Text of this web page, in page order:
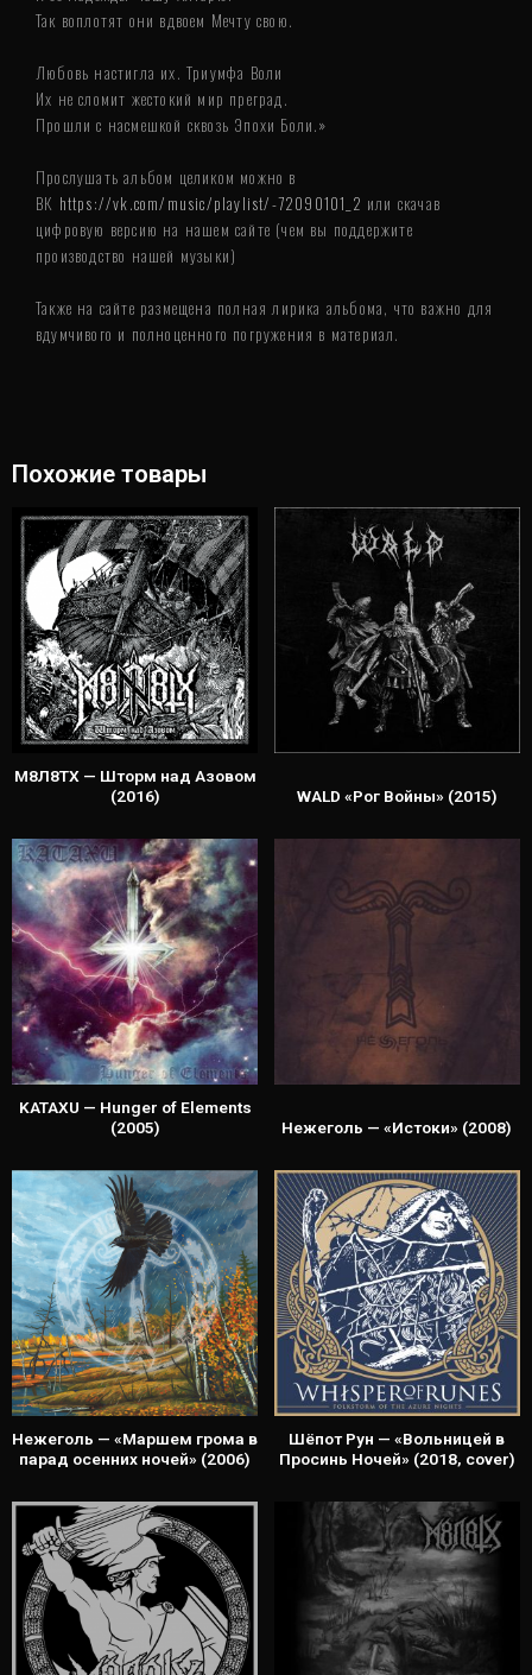
Так воплотят они вдвоем Мечту свою.
Любовь настигла их. Триумфа Воли
Их не сломит жестокий мир преград.
Прошли с насмешкой сквозь Эпохи Боли.»
Прослушать альбом целиком можно в
ВК https://vk.com/music/playlist/-72090101_2 или скачав
цифровую версию на нашем сайте (чем вы поддержите
производство нашей музыки)
Также на сайте размещена полная лирика альбома, что важно для
вдумчивого и полноценного погружения в материал.
Похожие товары
М8Л8ТХ — Шторм над Азовом
(2016)
WALD «Рог Войны» (2015)
KATAXU — Hunger of Elements
(2005)
Нежеголь — «Истоки» (2008)
Нежеголь — «Маршем грома в
парад осенних ночей» (2006)
Шёпот Рун — «Вольницей в
Просинь Ночей» (2018, cover)